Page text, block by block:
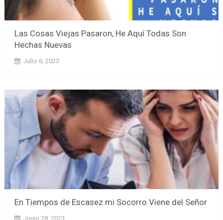
Las Cosas Viejas Pasaron, He Aquí Todas Son
Hechas Nuevas
Julio 6, 2023
En Tiempos de Escasez mi Socorro Viene del Señor
Junio 28, 2023